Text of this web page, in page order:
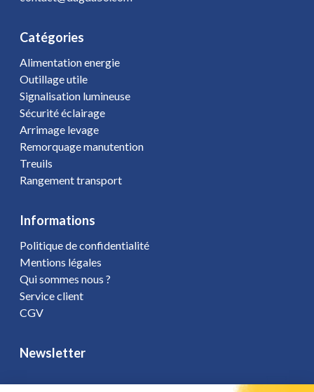
Catégories
Alimentation energie
Outillage utile
Signalisation lumineuse
Sécurité éclairage
Arrimage levage
Remorquage manutention
Treuils
Rangement transport
Informations
Politique de confidentialité
Mentions légales
Qui sommes nous ?
Service client
CGV
Newsletter